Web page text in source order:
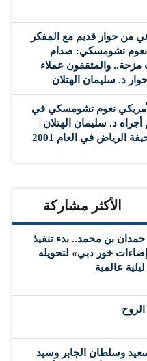
من حوار قديم مع المفكر
نعوم تشومسكي: صدام
مزحة.. والمثقفون عملاء
د. سليمان الهتلان
نعوم تشومسكي في
أجراه د. سليمان الهتلان
الرياض في العام 2001
الأكثر مشاركة
حمدان بن محمد.. بدء تنفيذ
خور دبي» لتحويله
عالمية
وسلطان الجابر وسيد